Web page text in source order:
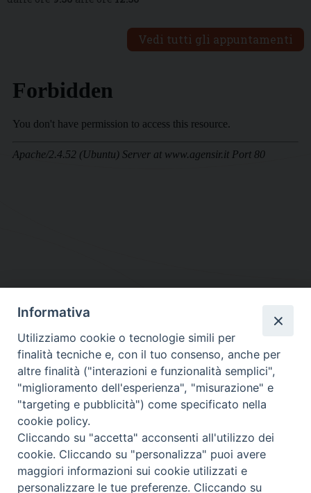
Vedi tutti gli appuntamenti
DIOCESI SUBURBICARIA DI ALBANO
Contatti:Tel.: 06.93268401 - Fax.: 06.9323844
E-mail:curia@diocesidialbano.it
Orari: dal Lunedì al Venerdì Ore: 9:00 - 13:00
Lunedì, Mercoledì e Venerdì, Ore 9:30 - 12:30
Informativa
Utilizziamo cookie o tecnologie simili per
finalità tecniche e, con il tuo consenso, anche per
altre finalità ("interazioni e funzionalità semplici",
"miglioramento dell'esperienza", "misurazione" e
"targeting e pubblicità") come specificato nella
cookie policy.
Cliccando su "accetta" acconsenti all'utilizzo dei
cookie. Cliccando su "personalizza" puoi avere
maggiori informazioni sui cookie utilizzati e
personalizzare le tue preferenze. Cliccando su